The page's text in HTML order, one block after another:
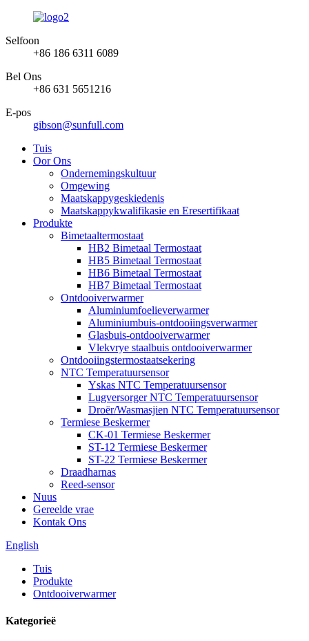
Selfoon
+86 186 6311 6089
Bel Ons
+86 631 5651216
E-pos
gibson@sunfull.com
Tuis
Oor Ons
Ondernemingskultuur
Omgewing
Maatskappygeskiedenis
Maatskappykwalifikasie en Eresertifikaat
Produkte
Bimetaaltermostaat
HB2 Bimetaal Termostaat
HB5 Bimetaal Termostaat
HB6 Bimetaal Termostaat
HB7 Bimetaal Termostaat
Ontdooiverwarmer
Aluminiumfoelieverwarmer
Aluminiumbuis-ontdooiingsverwarmer
Glasbuis-ontdooiverwarmer
Vlekvrye staalbuis ontdooiverwarmer
Ontdooiingstermostaatsekering
NTC Temperatuursensor
Yskas NTC Temperatuursensor
Lugversorger NTC Temperatuursensor
Droër/Wasmasjien NTC Temperatuursensor
Termiese Beskermer
CK-01 Termiese Beskermer
ST-12 Termiese Beskermer
ST-22 Termiese Beskermer
Draadharnas
Reed-sensor
Nuus
Gereelde vrae
Kontak Ons
English
Tuis
Produkte
Ontdooiverwarmer
Kategorieë